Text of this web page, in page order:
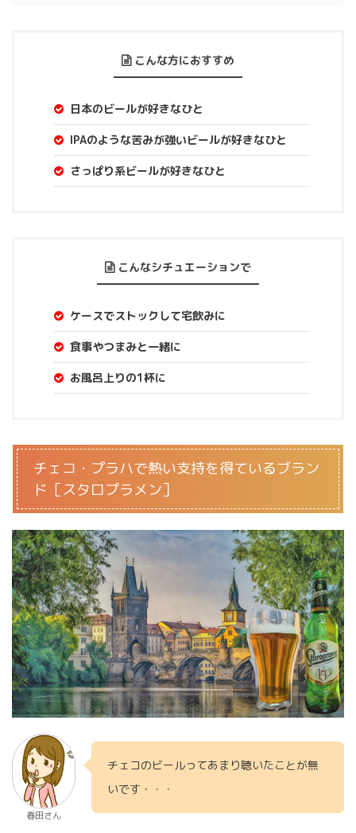
こんな方におすすめ
日本のビールが好きなひと
IPAのような苦みが強いビールが好きなひと
さっぱり系ビールが好きなひと
こんなシチュエーションで
ケースでストックして宅飲みに
食事やつまみと一緒に
お風呂上りの1杯に
チェコ・プラハで熱い支持を得ているブラン
ド［スタロプラメン］
春田さん
チェコのビールってあまり聴いたことが無
いです・・・